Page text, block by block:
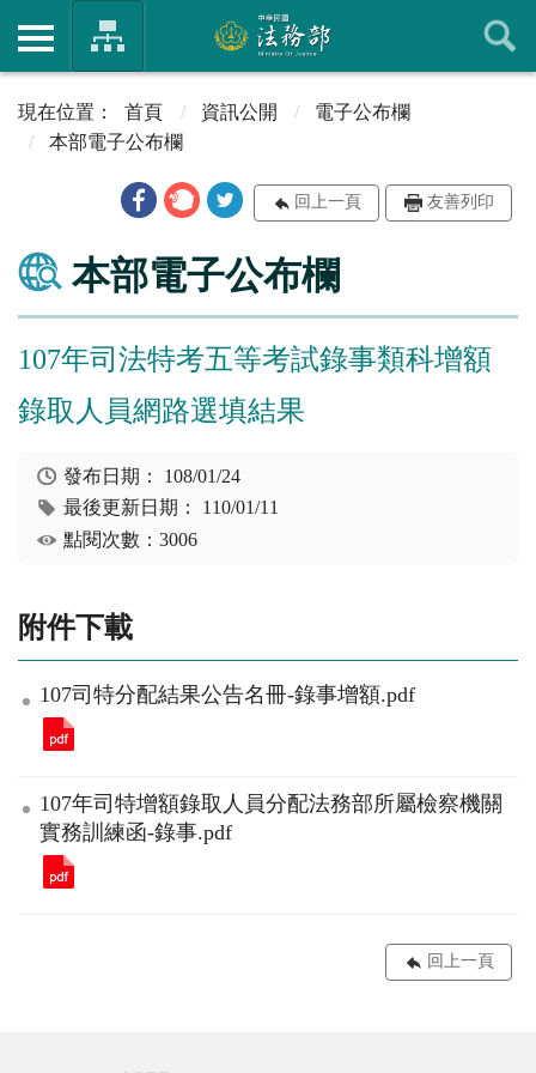
首頁 資訊公開
電子公布欄
本部電子公布欄
回上一頁 友善列印
本部電子公布欄
107年司法特考五等考試錄事類科增額
錄取人員網路選填結果
發布日期： 108/01/24
最後更新日期： 110/01/11
點閱次數：3006
附件下載
107司特分配結果公告名冊-錄事增額.pdf
107年司特增額錄取人員分配法務部所屬檢察機關
實務訓練函-錄事.pdf
回上一頁